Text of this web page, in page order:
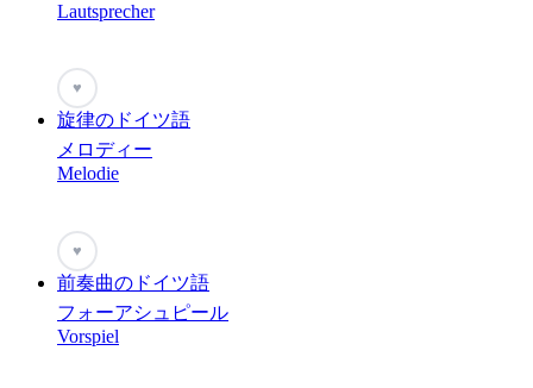
Lautsprecher
♥
旋律のドイツ語
メロディー
Melodie
♥
前奏曲のドイツ語
フォーアシュピール
Vorspiel